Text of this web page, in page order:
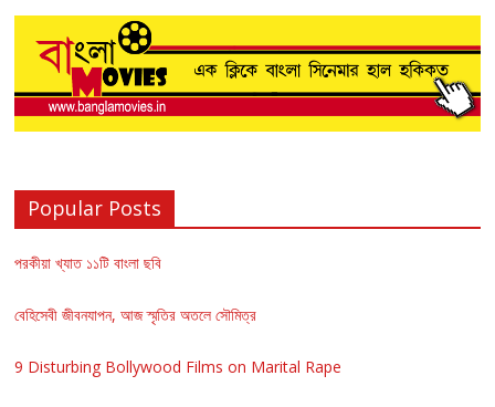
Popular Posts
পরকীয়া খ্যাত ১১টি বাংলা ছবি
বেহিসেবী জীবনযাপন, আজ স্মৃতির অতলে সৌমিত্র
9 Disturbing Bollywood Films on Marital Rape